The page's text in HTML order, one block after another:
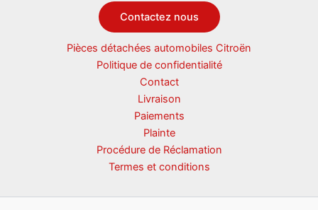
Contactez nous
Pièces détachées automobiles Citroën
Politique de confidentialité
Contact
Livraison
Paiements
Plainte
Procédure de Réclamation
Termes et conditions